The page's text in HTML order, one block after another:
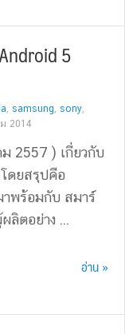
5
, samsung, sony,
2014
2557 ) เกี่ยวกับ
ดยสรุปคือ
พร้อมกับ สมาร์
ลิตอย่าง ...
อ่าน »